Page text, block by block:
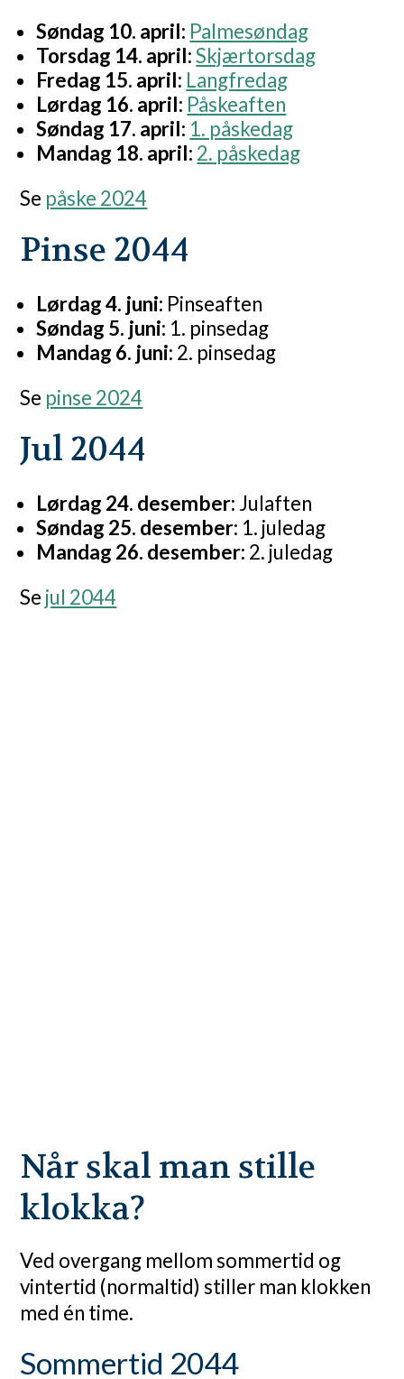
Søndag 10. april: Palmesøndag
Torsdag 14. april:Skjærtorsdag
Fredag 15. april: Langfredag
Lørdag 16. april: Påskeaften
Søndag 17. april: 1. påskedag
Mandag 18. april: 2. påskedag
Se påske 2024
Pinse 2044
Lørdag 4. juni: Pinseaften
Søndag 5. juni: 1. pinsedag
Mandag 6. juni: 2. pinsedag
Se pinse 2024
Jul 2044
Lørdag 24. desember: Julaften
Søndag 25. desember: 1. juledag
Mandag 26. desember: 2. juledag
Se jul 2044
Når skal man stille
klokka?
Ved overgang mellom sommertid og
vintertid (normaltid) stiller man klokken
med én time.
Sommertid 2044